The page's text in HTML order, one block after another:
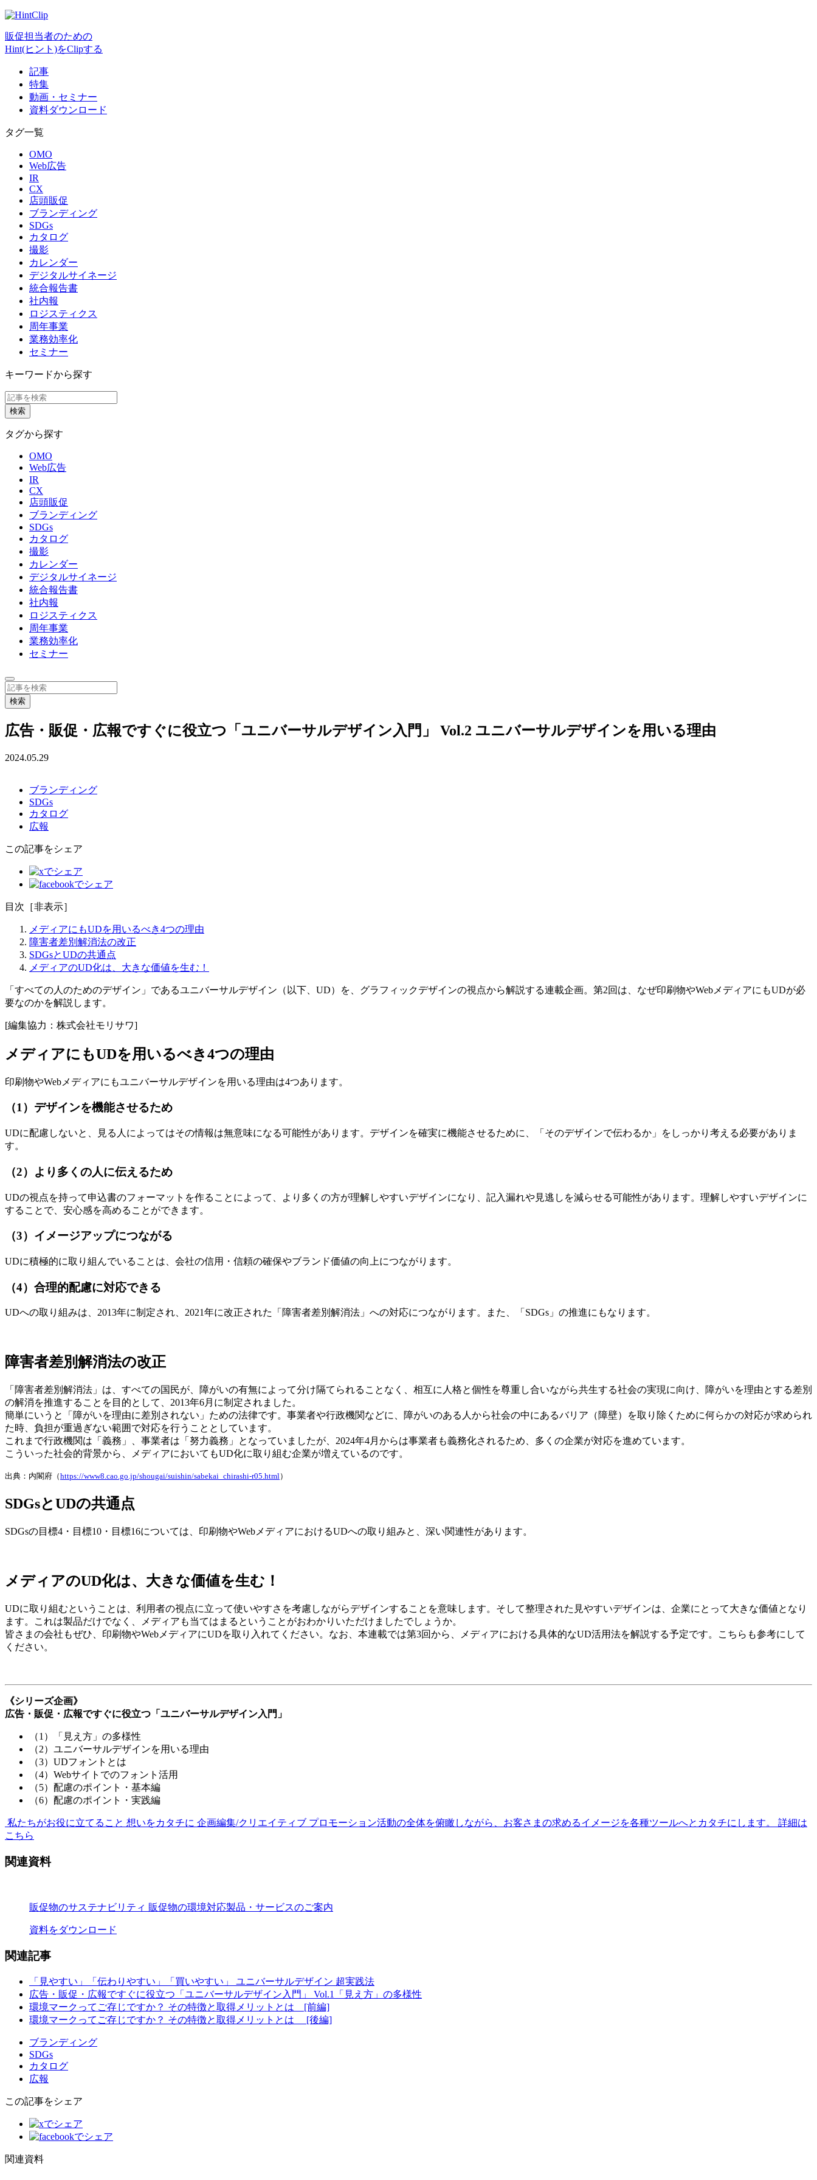
販促担当者のための
Hint(ヒント)をClipする
記事
特集
動画・セミナー
資料ダウンロード
タグ一覧
OMO
Web広告
IR
CX
店頭販促
ブランディング
SDGs
カタログ
撮影
カレンダー
デジタルサイネージ
統合報告書
社内報
ロジスティクス
周年事業
業務効率化
セミナー
キーワードから探す
タグから探す
OMO
Web広告
IR
CX
店頭販促
ブランディング
SDGs
カタログ
撮影
カレンダー
デジタルサイネージ
統合報告書
社内報
ロジスティクス
周年事業
業務効率化
セミナー
広告・販促・広報ですぐに役立つ「ユニバーサルデザイン入門」 Vol.2 ユニバーサルデザインを用いる理由
2024.05.29
ブランディング
SDGs
カタログ
広報
この記事をシェア
目次 ［非表示］
メディアにもUDを用いるべき4つの理由
障害者差別解消法の改正
SDGsとUDの共通点
メディアのUD化は、大きな価値を生む！
「すべての人のためのデザイン」であるユニバーサルデザイン（以下、UD）を、グラフィックデザインの視点から解説する連載企画。第2回は、なぜ印刷物やWebメディアにもUDが必
要なのかを解説します。
[編集協力：株式会社モリサワ]
メディアにもUDを用いるべき4つの理由
印刷物やWebメディアにもユニバーサルデザインを用いる理由は4つあります。
（1）デザインを機能させるため
UDに配慮しないと、見る人によってはその情報は無意味になる可能性があります。デザインを確実に機能させるために、「そのデザインで伝わるか」をしっかり考える必要がありま
す。
（2）より多くの人に伝えるため
UDの視点を持って申込書のフォーマットを作ることによって、より多くの方が理解しやすいデザインになり、記入漏れや見逃しを減らせる可能性があります。理解しやすいデザインに
することで、安心感を高めることができます。
（3）イメージアップにつながる
UDに積極的に取り組んでいることは、会社の信用・信頼の確保やブランド価値の向上につながります。
（4）合理的配慮に対応できる
UDへの取り組みは、2013年に制定され、2021年に改正された「障害者差別解消法」への対応につながります。また、「SDGs」の推進にもなります。
障害者差別解消法の改正
「障害者差別解消法」は、すべての国民が、障がいの有無によって分け隔てられることなく、相互に人格と個性を尊重し合いながら共生する社会の実現に向け、障がいを理由とする差別
の解消を推進することを目的として、2013年6月に制定されました。
簡単にいうと「障がいを理由に差別されない」ための法律です。事業者や行政機関などに、障がいのある人から社会の中にあるバリア（障壁）を取り除くために何らかの対応が求められ
た時、負担が重過ぎない範囲で対応を行うこととしています。
これまで行政機関は「義務」、事業者は「努力義務」となっていましたが、2024年4月からは事業者も義務化されるため、多くの企業が対応を進めています。
こういった社会的背景から、メディアにおいてもUD化に取り組む企業が増えているのです。
出典：内閣府（https://www8.cao.go.jp/shougai/suishin/sabekai_chirashi-r05.html）
SDGsとUDの共通点
SDGsの目標4・目標10・目標16については、印刷物やWebメディアにおけるUDへの取り組みと、深い関連性があります。
メディアのUD化は、大きな価値を生む！
UDに取り組むということは、利用者の視点に立って使いやすさを考慮しながらデザインすることを意味します。そして整理された見やすいデザインは、企業にとって大きな価値となり
ます。これは製品だけでなく、メディアも当てはまるということがおわかりいただけましたでしょうか。
皆さまの会社もぜひ、印刷物やWebメディアにUDを取り入れてください。なお、本連載では第3回から、メディアにおける具体的なUD活用法を解説する予定です。こちらも参考にして
ください。
《シリーズ企画》
広告・販促・広報ですぐに役立つ「ユニバーサルデザイン入門」
（1）「見え方」の多様性
（2）ユニバーサルデザインを用いる理由
（3）UDフォントとは
（4）Webサイトでのフォント活用
（5）配慮のポイント・基本編
（6）配慮のポイント・実践編
私たちがお役に立てること 想いをカタチに 企画編集/クリエイティブ プロモーション活動の全体を俯瞰しながら、お客さまの求めるイメージを各種ツールへとカタチにします。
詳細は
こちら
関連資料
販促物のサステナビリティ 販促物の環境対応製品・サービスのご案内
資料をダウンロード
関連記事
「見やすい」「伝わりやすい」「買いやすい」 ユニバーサルデザイン 超実践法
広告・販促・広報ですぐに役立つ「ユニバーサルデザイン入門」 Vol.1「見え方」の多様性
環境マークってご存じですか？ その特徴と取得メリットとは [前編]
環境マークってご存じですか？ その特徴と取得メリットとは [後編]
ブランディング
SDGs
カタログ
広報
この記事をシェア
関連資料